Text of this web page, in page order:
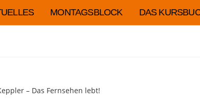
MONTAGSBLOCK DAS